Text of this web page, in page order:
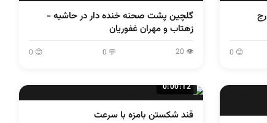
😊 0
گلچین پشت صحنه خنده دار در حاشیه -
زهتاب و مهران غفوریان
👁 20
💬 0
😊 0
0:00:12
قند شکستن بامزه با سرعت